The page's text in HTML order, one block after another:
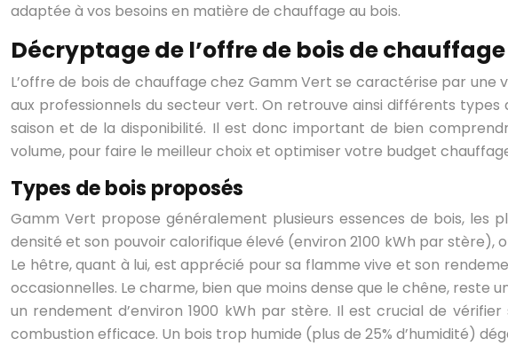
adaptée à vos besoins en matière de chauffage au bois.
Décryptage de l’offre de bois de
L’offre de bois de chauffage chez Gamm Vert se caractérise par
aux professionnels du secteur vert. On retrouve ainsi différents
saison et de la disponibilité. Il est donc important de bien
volume, pour faire le meilleur choix et optimiser votre budget
Types de bois proposés
Gamm Vert propose généralement plusieurs essences de bois,
densité et son pouvoir calorifique élevé (environ 2100 kWh par
Le hêtre, quant à lui, est apprécié pour sa flamme vive et son
occasionnelles. Le charme, bien que moins dense que le chêne,
un rendement d’environ 1900 kWh par stère. Il est crucial de
combustion efficace. Un bois trop humide (plus de 25% d’humidité)